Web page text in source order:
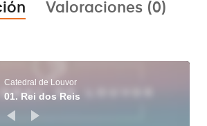
Valoraciones (0)
Catedral de Louvor
01. Rei dos Reis